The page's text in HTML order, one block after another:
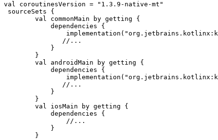
val coroutinesVersion = "1.3.9-native-mt"
sourceSets {
        val commonMain by getting {
            dependencies {
               //...
            }
        }
        val androidMain by getting {
            dependencies {
               //...
            }
        }
        val iosMain by getting {
            dependencies {
                //...
            }
        }